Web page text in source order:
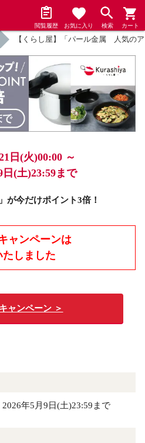
閲覧履歴 お気に入り 検索 カート
【くらし屋】「パール金属 人気の
日(火)00:00 ～
日(土)23:59まで
が今だけポイント3倍！
ャンペーンは
たしました
ャンペーン ＞
年5月9日(土)23:59まで